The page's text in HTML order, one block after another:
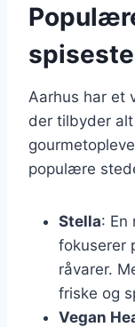
Aarhus har et
der tilbyder
populære
Stella: En
fokuserer
råvarer.
friske og
Vegan